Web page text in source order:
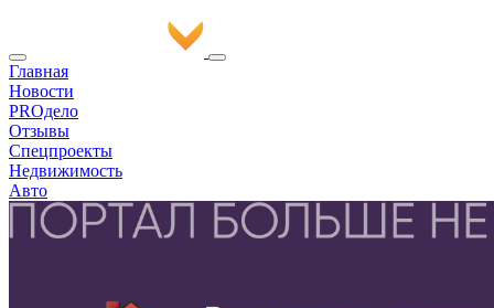
Главная
Новости
PROдело
Отзывы
Спецпроекты
Недвижимость
Авто